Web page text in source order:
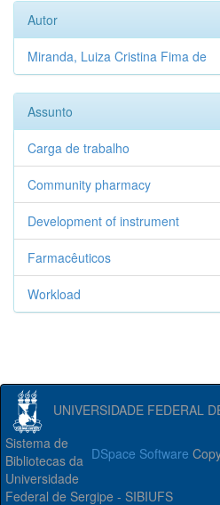
Autor
Miranda, Luiza Cristina Fima de
Assunto
Carga de trabalho
Community pharmacy
Development of instrument
Farmacêuticos
Workload
UNIVERSIDADE FEDERAL
DSpace Software
Sistema de
Bibliotecas da
Universidade
Federal de Sergipe - SIBIUFS